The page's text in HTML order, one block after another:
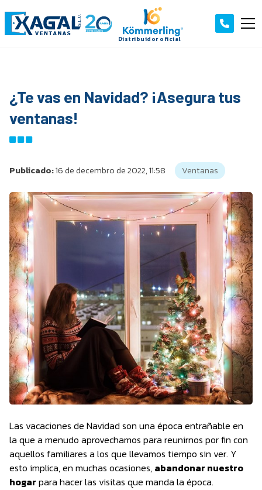
¿Te vas en Navidad? ¡Asegura tus
ventanas!
Publicado:16 de decembro de 2022, 11:58 Ventanas
Las vacaciones de Navidad son una época entrañable en
la que a menudo aprovechamos para reunirnos por fin con
aquellos familiares a los que llevamos tiempo sin ver. Y
esto implica, en muchas ocasiones, abandonar nuestro
hogar para hacer las visitas que manda la época.